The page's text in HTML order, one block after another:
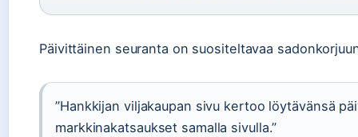
Päivittäinen seuranta on suositeltavaa
”Hankkijan viljakaupan sivu kertoo löytävänsä
markkinakatsaukset samalla sivulla.”